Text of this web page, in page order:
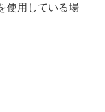
使用している場